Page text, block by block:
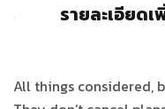
รายละเอียดเ
All things considered,